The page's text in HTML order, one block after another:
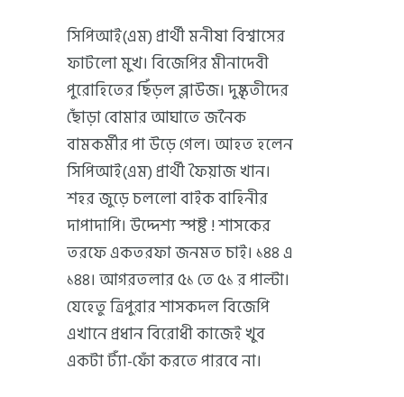
সিপিআই(এম) প্রার্থী মনীষা বিশ্বাসের
ফাটলো মুখ। বিজেপির মীনাদেবী
পুরোহিতের ছিঁড়ল ব্লাউজ। দুষ্কৃতীদের
ছোঁড়া বোমার আঘাতে জনৈক
বামকর্মীর পা উড়ে গেল। আহত হলেন
সিপিআই(এম) প্রার্থী ফৈয়াজ খান।
শহর জুড়ে চললো বাইক বাহিনীর
দাপাদাপি। উদ্দেশ্য স্পষ্ট ! শাসকের
তরফে একতরফা জনমত চাই। ১৪৪ এ
১৪৪। আগরতলার ৫১ তে ৫১ র পাল্টা।
যেহেতু ত্রিপুরার শাসকদল বিজেপি
এখানে প্রধান বিরোধী কাজেই খুব
একটা ট্যাঁ-ফোঁ করতে পারবে না।